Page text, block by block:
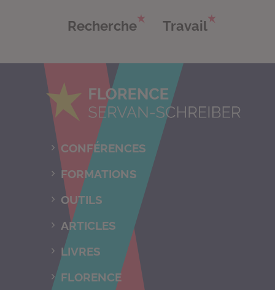
Recherche Travail
CONFÉRENCES
FORMATIONS
OUTILS
ARTICLES
LIVRES
FLORENCE